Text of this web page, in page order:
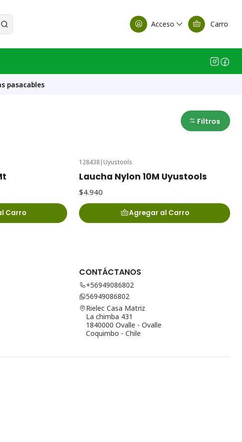
Acceso Carro
pasacables
Filtros
Carro
128438| Uyustools
Laucha Nylon 10M Uyustools
$4.940
Agregar al Carro
CONTÁCTANOS
+56949086802
56949086802
Rielec Casa Matriz
La chimba 431
1840000 Ovalle - Ovalle
Coquimbo - Chile